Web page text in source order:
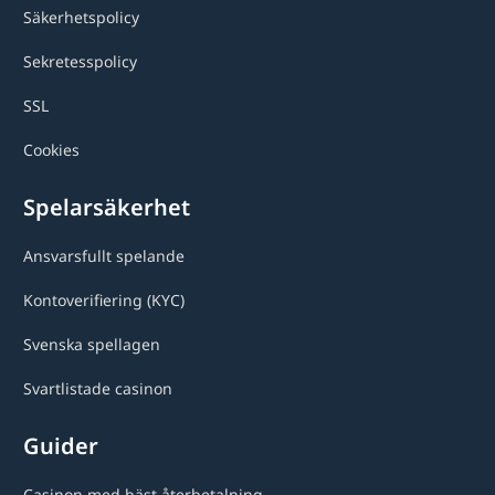
Säkerhetspolicy
Sekretesspolicy
SSL
Cookies
Spelarsäkerhet
Ansvarsfullt spelande
Kontoverifiering (KYC)
Svenska spellagen
Svartlistade casinon
Guider